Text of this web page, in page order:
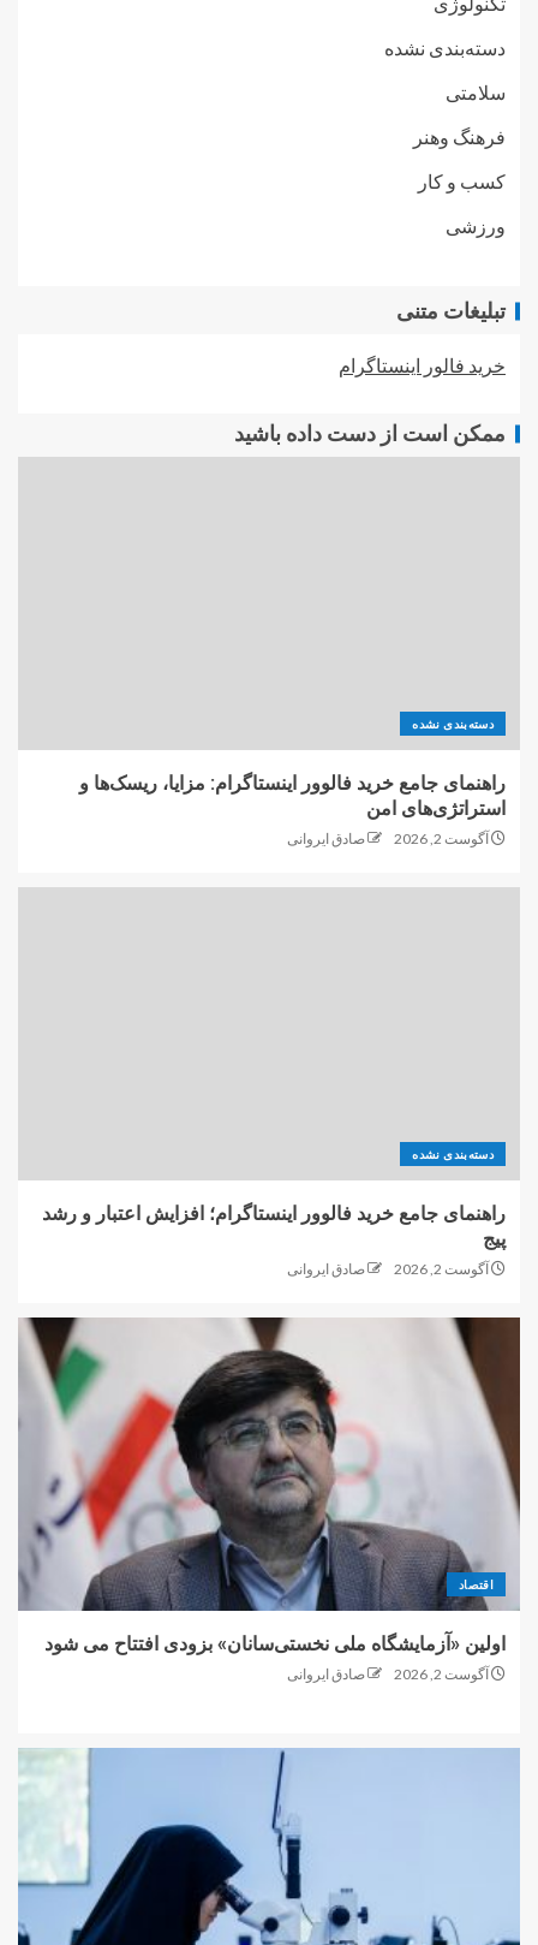
دسته‌بندی نشده
سلامتی
فرهنگ وهنر
کسب و کار
ورزشی
تبلیغات متنی
خرید فالور اینستاگرام
ممکن است از دست داده باشید
دسته‌بندی نشده
راهنمای جامع خرید فالوور اینستاگرام: مزایا، ریسک‌ها و
استراتژی‌های امن
آگوست 2, 2026 صادق ایروانی
دسته‌بندی نشده
راهنمای جامع خرید فالوور اینستاگرام؛ افزایش اعتبار و رشد
پیج
آگوست 2, 2026 صادق ایروانی
اقتصاد
اولین «آزمایشگاه ملی نخستی‌سانان» بزودی افتتاح می شود
آگوست 2, 2026 صادق ایروانی